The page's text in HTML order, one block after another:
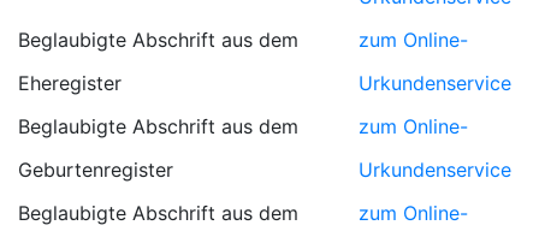
Beglaubigte Abschrift aus dem
Eheregister
zum Online-
Urkundenservice
Beglaubigte Abschrift aus dem
Geburtenregister
zum Online-
Urkundenservice
Beglaubigte Abschrift aus dem
zum Online-